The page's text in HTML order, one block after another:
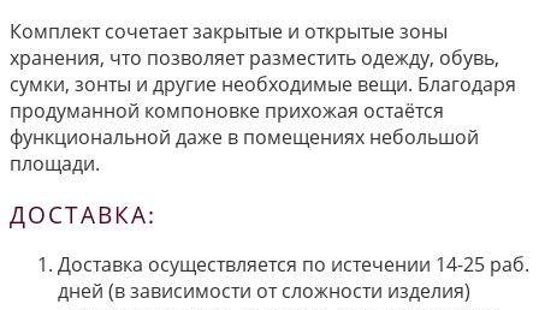
Комплект сочетает закрытые и открытые зоны
хранения, что позволяет разместить одежду, обувь,
сумки, зонты и другие необходимые вещи. Благодаря
продуманной компоновке прихожая остаётся
функциональной даже в помещениях небольшой
площади.
ДОСТАВКА:
Доставка осуществляется по истечении 14-25 раб.
дней (в зависимости от сложности изделия)